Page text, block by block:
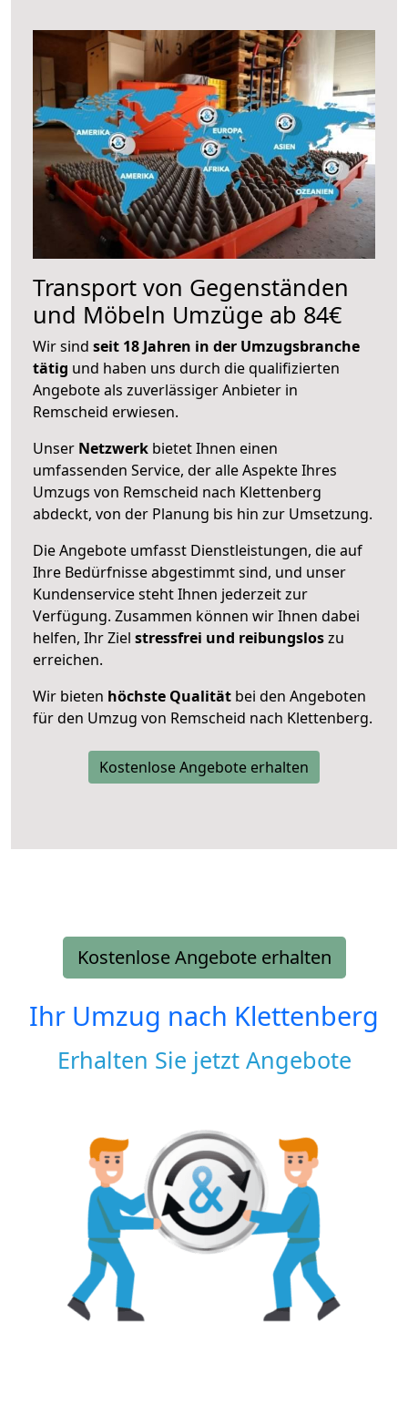
Transport von Gegenständen
und Möbeln Umzüge ab 84€
Wir sind seit 18 Jahren in der Umzugsbranche
tätig und haben uns durch die qualifizierten
Angebote als zuverlässiger Anbieter in
Remscheid erwiesen.
Unser Netzwerk bietet Ihnen einen
umfassenden Service, der alle Aspekte Ihres
Umzugs von Remscheid nach Klettenberg
abdeckt, von der Planung bis hin zur Umsetzung.
Die Angebote umfasst Dienstleistungen, die auf
Ihre Bedürfnisse abgestimmt sind, und unser
Kundenservice steht Ihnen jederzeit zur
Verfügung. Zusammen können wir Ihnen dabei
helfen, Ihr Ziel stressfrei und reibungsloszu
erreichen.
Wir bieten höchste Qualität bei den Angeboten
für den Umzug von Remscheid nach Klettenberg.
Kostenlose Angebote erhalten
Kostenlose Angebote erhalten
Ihr Umzug nach Klettenberg
Erhalten Sie jetzt Angebote